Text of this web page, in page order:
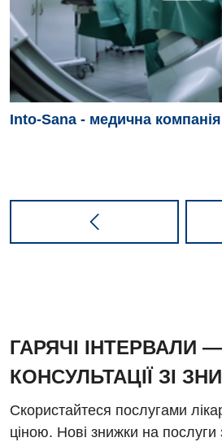
Into-Sana - медична компанія
ГАРЯЧІ ІНТЕРВАЛИ —
КОНСУЛЬТАЦІЇ ЗІ
Скористайтеся послугами
ціною. Нові знижки на послуги